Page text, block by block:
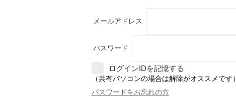
メールアドレス
パスワード
ログインIDを記憶する
（共有パソコンの場合は解除がオススメです）
パスワードをお忘れの方